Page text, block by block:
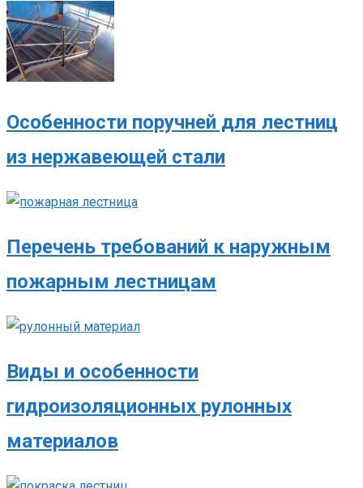
Особенности поручней для лестниц
из нержавеющей стали
Перечень требований к наружным
пожарным лестницам
Виды и особенности
гидроизоляционных рулонных
материалов